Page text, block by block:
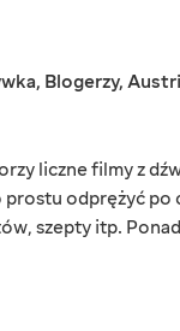
, Blogerzy,
liczne filmy z
odprężyć po
szepty itp.